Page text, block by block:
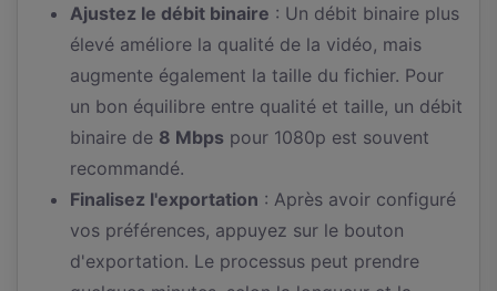
Ajustez le débit binaire : Un débit binaire plus
élevé améliore la qualité de la vidéo, mais
augmente également la taille du fichier. Pour
un bon équilibre entre qualité et taille, un débit
binaire de 8 Mbps pour 1080p est souvent
recommandé.
Finalisez l'exportation : Après avoir configuré
vos préférences, appuyez sur le bouton
d'exportation. Le processus peut prendre